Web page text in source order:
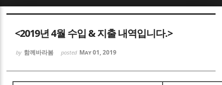
<2019년 4월 수입 & 지출 내역입니다.>
by 함께바라봄 posted May 01, 2019
Sketchbook5, 스케치북5